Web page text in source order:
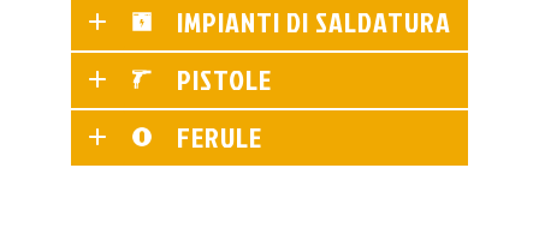
IMPIANTI DI SALDATURA
PISTOLE
FERULE